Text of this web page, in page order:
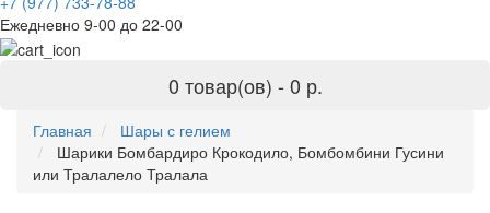
Ежедневно 9-00 до 22-00
0 товар(ов) - 0 р.
Главная
Шары с гелием
Шарики Бомбардиро Крокодило, Бомбомбини Гусини
или Тралалело Тралала